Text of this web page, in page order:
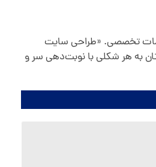
تخصصی. «طراحی سایت
مشتری قرار می‌دهد. اگر کسب‌وکارتان به هر شکلی با نوبت‌دهی سر و